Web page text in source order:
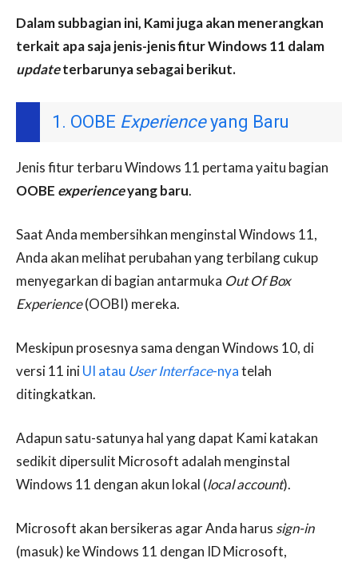
Dalam subbagian ini, Kami juga akan menerangkan
terkait apa saja jenis-jenis fitur Windows 11 dalam
updateterbarunya sebagai berikut.
1. OOBE Experienceyang Baru
Jenis fitur terbaru Windows 11 pertama yaitu bagian
OOBE experienceyang baru.
Saat Anda membersihkan menginstal Windows 11,
Anda akan melihat perubahan yang terbilang cukup
menyegarkan di bagian antarmuka Out Of Box
Experience(OOBI) mereka.
Meskipun prosesnya sama dengan Windows 10, di
versi 11 iniUI atau User Interface-nyatelah
ditingkatkan.
Adapun satu-satunya hal yang dapat Kami katakan
sedikit dipersulit Microsoft adalah menginstal
Windows 11 dengan akun lokal (local account).
Microsoft akan bersikeras agar Anda harus sign-in
(masuk) ke Windows 11 dengan ID Microsoft,